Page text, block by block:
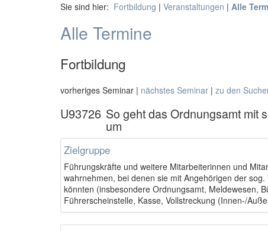
Sie sind hier: Fortbildung | Veranstaltungen | Alle
Alle Termine
Fortbildung
vorheriges Seminar | nächstes Seminar | zu den
U93726 So geht das Ordnungsamt mit
um
Zielgruppe
Führungskräfte und weitere Mitarbeiterinnen und
wahrnehmen, bei denen sie mit Angehörigen der
könnten (insbesondere Ordnungsamt, Meldewesen,
Führerscheinstelle, Kasse, Vollstreckung (Innen-/